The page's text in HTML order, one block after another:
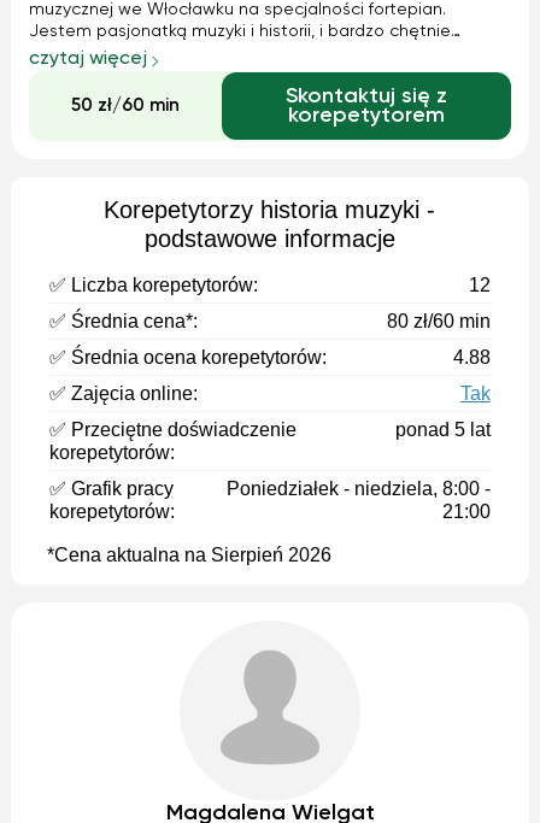
muzycznej we Włocławku na specjalności fortepian.
Jestem pasjonatką muzyki i historii, i bardzo chętnie
pomogę innym w zrozumieniu tych dziedzin nauki. Jestem
cierpliwa i wiem, że małymi krokami można osiągnąć
wiele.Na moich zajęciach panuje spokoj...
czytaj więcej
50 zł/60 min
Skontaktuj się z
korepetytorem
Korepetytorzy historia muzyki -
podstawowe informacje
✅ Liczba korepetytorów:
12
✅ Średnia cena*:
80 zł/60 min
✅ Średnia ocena korepetytorów:
4.88
✅ Zajęcia online:
Tak
✅ Przeciętne doświadczenie
korepetytorów:
ponad 5 lat
✅ Grafik pracy
korepetytorów:
Poniedziałek - niedziela, 8:00 -
21:00
*Cena aktualna na Sierpień 2026
Magdalena Wielgat